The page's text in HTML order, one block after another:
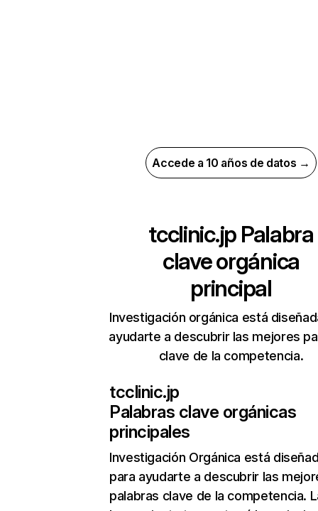
Accede a 10 años de datos →
tcclinic.jp Palabra
clave orgánica
principal
Investigación orgánica está
ayudarte a descubrir las mejores
clave de la competencia.
tcclinic.jp
Palabras clave orgánicas
principales
Investigación Orgánica está
para ayudarte a descubrir las
palabras clave de la competencia.